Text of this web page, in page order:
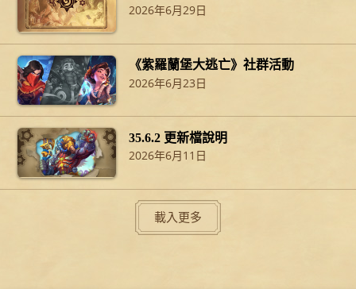
2026年6月29日
《紫羅蘭堡大逃亡》社群活動
2026年6月23日
35.6.2 更新檔說明
2026年6月11日
載入更多